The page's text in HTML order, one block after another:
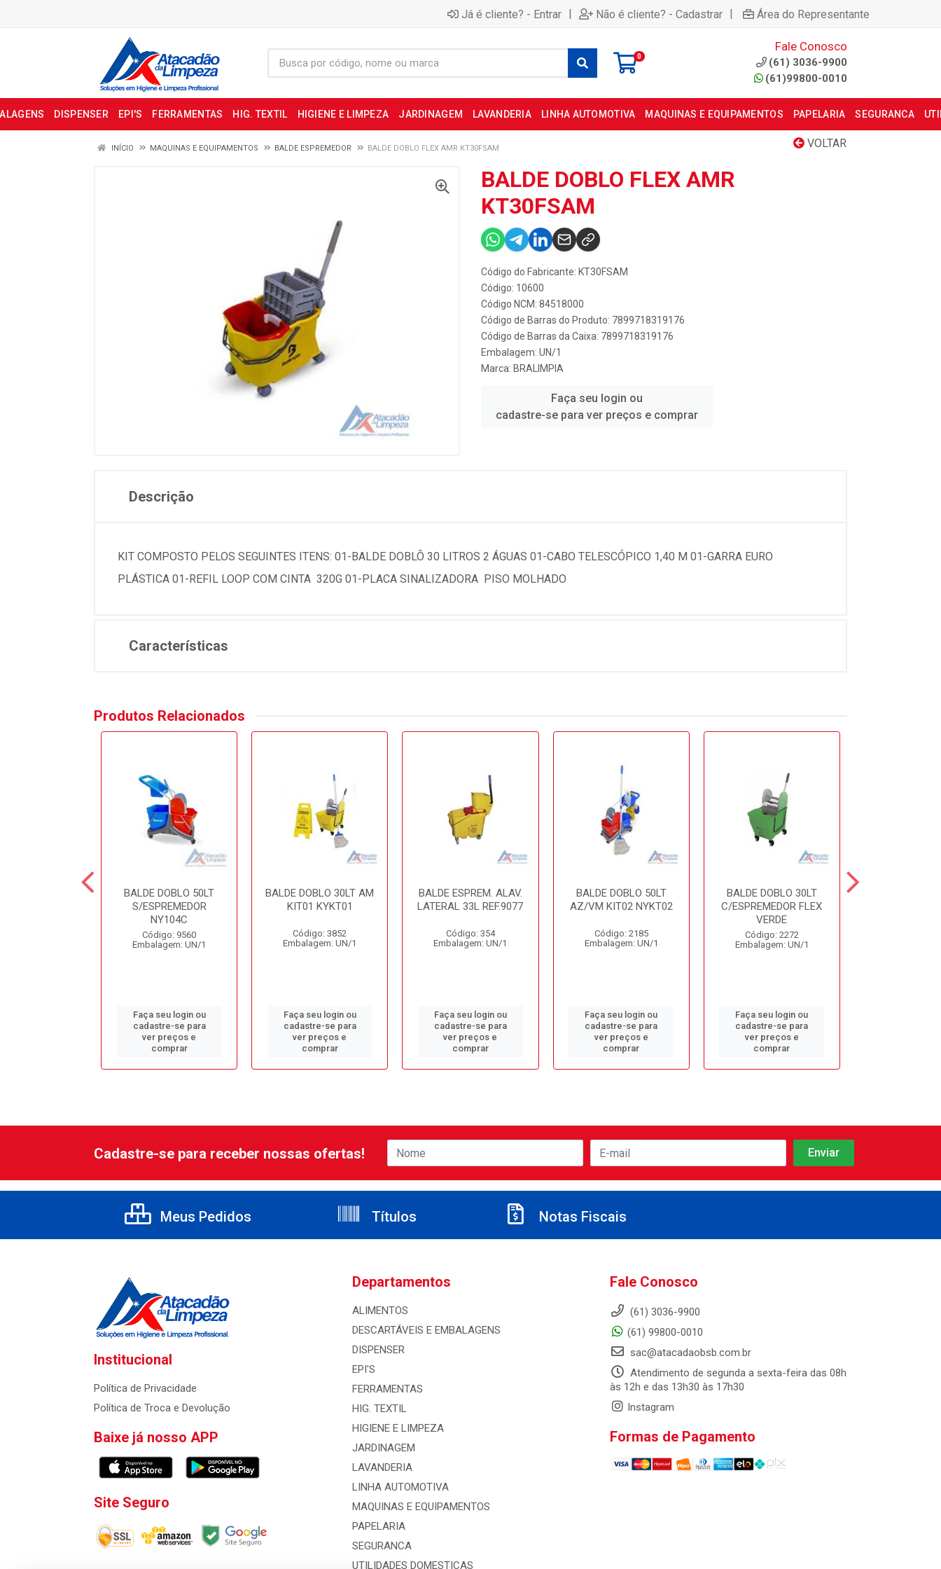
Já é cliente? - Entrar | Não é cliente? - Cadastrar | Área do Representante
0
Fale Conosco
(61) 3036-9900
(61)99800-0010
DISPENSER EPI'S FERRAMENTAS HIG. TEXTIL HIGIENE E LIMPEZA JARDINAGEM LAVANDERIA LINHA AUTOMOTIVA MAQUINAS E EQUIPAMENTOS PAPELARIA SEGURANCA
VOLTAR
INÍCIO MAQUINAS E EQUIPAMENTOS BALDE ESPREMEDOR BALDE DOBLO FLEX AMR KT30FSAM
BALDE DOBLO FLEX AMR
KT30FSAM
Código do Fabricante: KT30FSAM
Código: 10600
Código NCM: 84518000
Código de Barras do Produto: 7899718319176
Código de Barras da Caixa: 7899718319176
Embalagem: UN/1
Marca: BRALIMPIA
Faça seu login ou
cadastre-se para ver preços e comprar
Descrição
KIT COMPOSTO PELOS SEGUINTES ITENS: 01-BALDE DOBLÔ 30 LITROS 2 ÁGUAS 01-CABO TELESCÓPICO 1,40 M 01-GARRA EURO
PLÁSTICA 01-REFIL LOOP COM CINTA  320G 01-PLACA SINALIZADORA  PISO MOLHADO
Características
Produtos Relacionados
BALDE DOBLO 50LT
S/ESPREMEDOR
NY104C
Código: 9560
Embalagem: UN/1
Faça seu login ou
cadastre-se para
ver preços e
comprar
BALDE DOBLO 30LT AM
KIT01 KYKT01
Código: 3852
Embalagem: UN/1
Faça seu login ou
cadastre-se para
ver preços e
comprar
BALDE ESPREM. ALAV.
LATERAL 33L REF.9077
Código: 354
Embalagem: UN/1
Faça seu login ou
cadastre-se para
ver preços e
comprar
BALDE DOBLO 50LT
AZ/VM KIT02 NYKT02
Código: 2185
Embalagem: UN/1
Faça seu login ou
cadastre-se para
ver preços e
comprar
BALDE DOBLO 30LT
C/ESPREMEDOR FLEX
VERDE
Código: 2272
Embalagem: UN/1
Faça seu login ou
cadastre-se para
ver preços e
comprar
Cadastre-se para receber nossas ofertas!
Meus Pedidos Títulos Notas Fiscais
Institucional
Política de Privacidade
Política de Troca e Devolução
Baixe já nosso APP
Site Seguro
Departamentos
ALIMENTOS
DESCARTÁVEIS E EMBALAGENS
DISPENSER
EPI'S
FERRAMENTAS
HIG. TEXTIL
HIGIENE E LIMPEZA
JARDINAGEM
LAVANDERIA
LINHA AUTOMOTIVA
MAQUINAS E EQUIPAMENTOS
PAPELARIA
SEGURANCA
UTILIDADES DOMESTICAS
Fale Conosco
(61) 3036-9900
(61) 99800-0010
sac@atacadaobsb.com.br
Atendimento de segunda a sexta-feira das 08h
às 12h e das 13h30 às 17h30
Instagram
Formas de Pagamento